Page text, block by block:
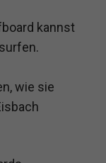
kannst
wie sie